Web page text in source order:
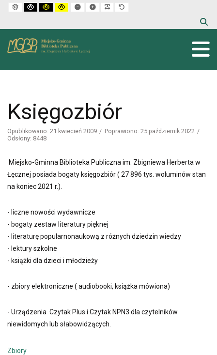
Default mode
High contrast black white mode
High contrast black yellow mode
High contrast yellow black mode
Set smaller font
Set larger font
Make font more readable
Księgozbiór
Opublikowano: 21 kwiecień 2009
Poprawiono: 25 październik 2022
Odsłony: 8448
Miejsko-Gminna Biblioteka Publiczna im. Zbigniewa Herberta w
Łęcznej posiada bogaty księgozbiór ( 27 896 tys. woluminów stan
na koniec 2021 r.).
- liczne nowości wydawnicze
- bogaty zestaw literatury pięknej
- literaturę popularnonaukową z różnych dziedzin wiedzy
- lektury szkolne
- książki dla dzieci i młodzieży
- zbiory elektroniczne ( audiobooki, książka mówiona)
- Urządzenia Czytak Plus i Czytak NPN3 dla czytelników
niewidomych lub słabowidzących.
Zbiory